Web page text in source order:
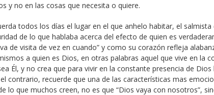
y no en las cosas que necesita o quiere.
todos los días el lugar en el que anhelo habitar, el
de lo que hablaba acerca del efecto de quien es
de visita de vez en cuando” y como su corazón refleja
a quien es Dios, en otras palabras aquel que vive en la
Él, y no crea que para vivir en la constante presencia de
contrario, recuerde que una de las características mas
lo que muchos creen, no es que “Dios vaya con nosotros”,